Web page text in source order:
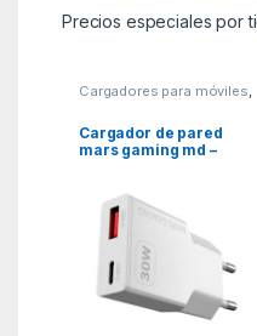
Precios especiales por
Cargadores para móviles,
Telefonía
Cargador de pared
mars gaming md –